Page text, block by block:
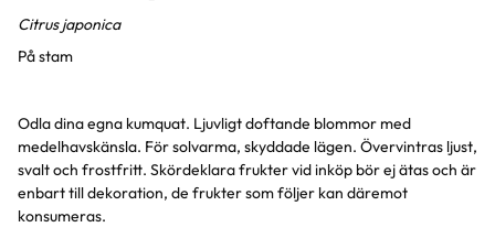
Citrus japonica
På stam
Odla dina egna kumquat. Ljuvligt doftande blommor med
medelhavskänsla. För solvarma, skyddade lägen. Övervintras ljust,
svalt och frostfritt. Skördeklara frukter vid inköp bör ej ätas och är
enbart till dekoration, de frukter som följer kan däremot
konsumeras.